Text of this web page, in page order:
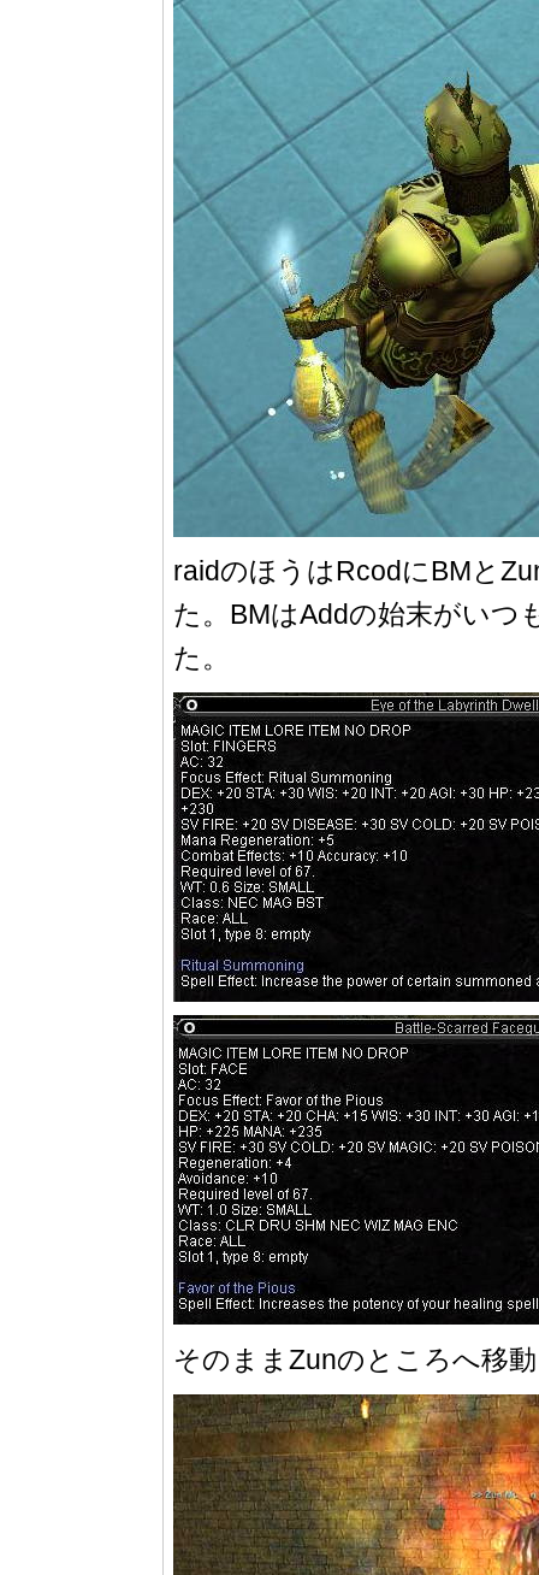
raidのほうはRcodにBMと
た。BMはAddの始末がいつ
た。
そのままZunのところへ移